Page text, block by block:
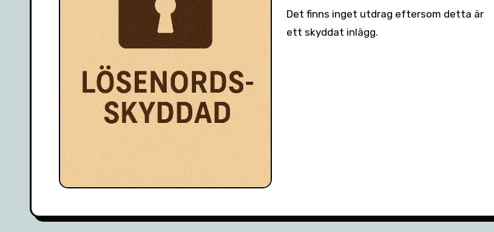
Det finns inget utdrag eftersom detta är
ett skyddat inlägg.